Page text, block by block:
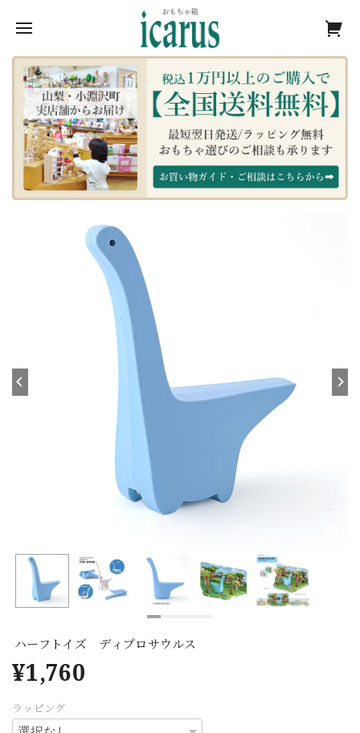
ハーフトイズ ディプロサウルス
¥1,760
ラッピング